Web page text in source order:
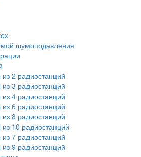
шумоподавления
2 радиостанций
3 радиостанций
4 радиостанций
6 радиостанций
8 радиостанций
10 радиостанций
7 радиостанций
9 радиостанций